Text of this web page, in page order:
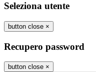
Seleziona utente
button close ×
Recupero password
button close ×